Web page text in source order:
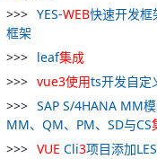
YES-WEB快速开发框
框架
leaf集成
vue3使用ts开发自定
SAP S/4HANA MM
MM、QM、PM、SD与CS
VUE Cli3项目添加